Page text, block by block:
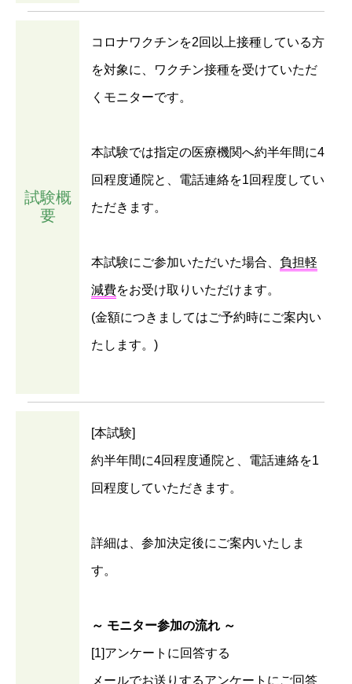
試験概
要
コロナワクチンを2回以上接種している方
を対象に、ワクチン接種を受けていただ
くモニターです。
本試験では指定の医療機関へ約半年間に4
回程度通院と、電話連絡を1回程度してい
ただきます。
本試験にご参加いただいた場合、 負担軽
減費をお受け取りいただけます。
(金額につきましてはご予約時にご案内い
たします。)
[本試験]
約半年間に4回程度通院と、電話連絡を1
回程度していただきます。
詳細は、参加決定後にご案内いたしま
す。
～ モニター参加の流れ ～
[1]アンケートに回答する
メールでお送りするアンケートにご回答